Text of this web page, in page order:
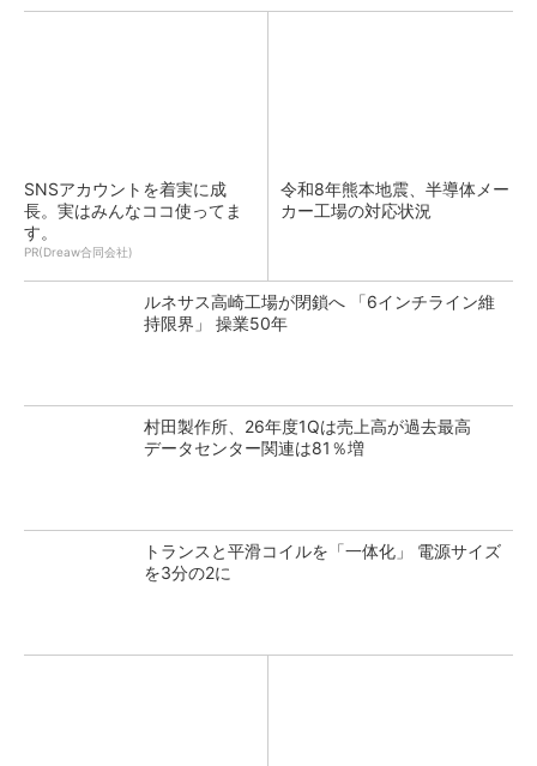
SNSアカウントを着実に成
長。実はみんなココ使ってま
す。
PR(Dreaw合同会社)
令和8年熊本地震、半導体メー
カー工場の対応状況
ルネサス高崎工場が閉鎖へ 「6インチライン維
持限界」 操業50年
村田製作所、26年度1Qは売上高が過去最高
データセンター関連は81％増
トランスと平滑コイルを「一体化」 電源サイズ
を3分の2に